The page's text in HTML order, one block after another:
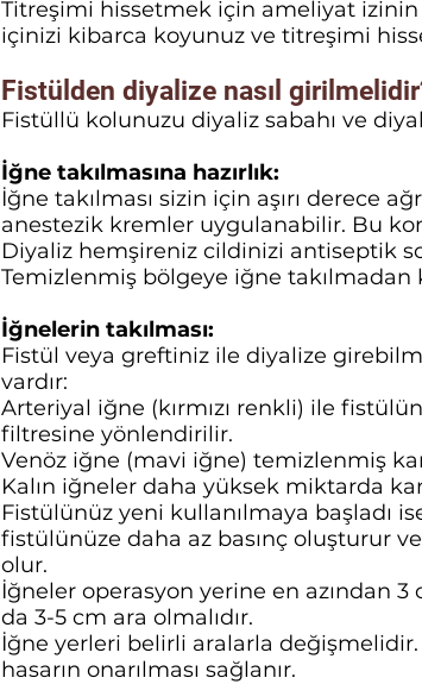
Titreşimi hissetmek için ameliyat izinin
içinizi kibarca koyunuz ve titreşimi
Fistülden diyalize nasıl
Fistüllü kolunuzu diyaliz sabahı ve
İğne takılmasına hazırlık:
İğne takılması sizin için aşırı derece
anestezik kremler uygulanabilir. Bu
Diyaliz hemşireniz cildinizi antiseptik
Temizlenmiş bölgeye iğne takılmadan
İğnelerin takılması:
Fistül veya greftiniz ile diyalize
vardır:
Arteriyal iğne (kırmızı renkli) ile
filtresine yönlendirilir.
Venöz iğne (mavi iğne) temizlenmiş
Kalın iğneler daha yüksek miktarda
Fistülünüz yeni kullanılmaya başladı
fistülünüze daha az basınç oluşturur
olur.
İğneler operasyon yerine en azından
da 3-5 cm ara olmalıdır.
İğne yerleri belirli aralarla
hasarın onarılması sağlanır.